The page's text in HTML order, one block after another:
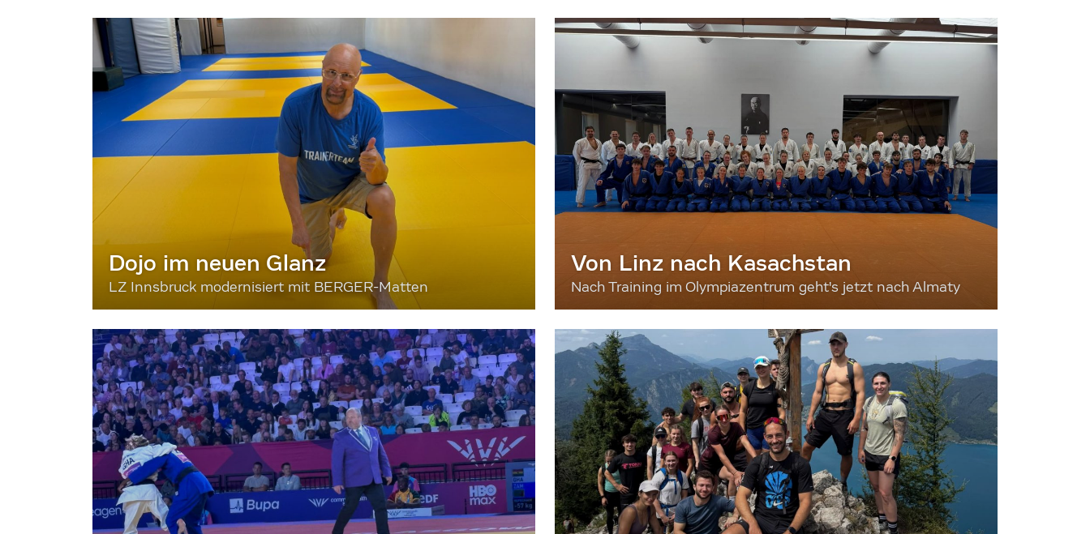
Dojo im neuen Glanz
LZ Innsbruck modernisiert mit BERGER-Matten
Von Linz nach Kasachstan
Nach Training im Olympiazentrum geht's jetzt nach Almaty